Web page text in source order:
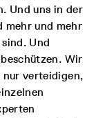
Und uns in der
mehr und mehr
Und
Wir
nur verteidigen,